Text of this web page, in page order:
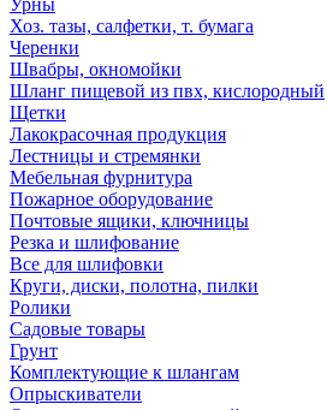
Урны
Хоз. тазы, салфетки, т. бумага
Черенки
Швабры, окномойки
Шланг пищевой из пвх, кислородный
Щетки
Лакокрасочная продукция
Лестницы и стремянки
Мебельная фурнитура
Пожарное оборудование
Почтовые ящики, ключницы
Резка и шлифование
Все для шлифовки
Круги, диски, полотна, пилки
Ролики
Садовые товары
Грунт
Комплектующие к шлангам
Опрыскиватели